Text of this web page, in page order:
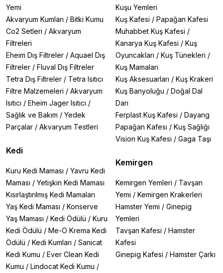
Yemi
Akvaryum Kumları / Bitki Kumu
Co2 Setleri / Akvaryum
Filtreleri
Eheim Dış Filtreler / Aquael Dış
Filtreler / Fluval Dış Filtreler
Tetra Dış Filtreler / Tetra Isıtıcı
Filtre Malzemeleri / Akvaryum
Isıtıcı / Eheim Jager Isıtıcı /
Sağlık ve Bakım / Yedek
Parçalar / Akvaryum Testleri
Kedi
Kuru Kedi Maması / Yavru Kedi
Maması / Yetişkin Kedi Maması
Kısırlaştırılmış Kedi Mamaları
Yaş Kedi Maması / Konserve
Yaş Maması / Kedi Ödülü / Kuru
Kedi Ödülü / Me-O Krema Kedi
Ödülü / Kedi Kumları / Sanicat
Kedi Kumu / Ever Clean Kedi
Kumu / Lindocat Kedi Kumu /
Kuşu Yemleri
Kuş Kafesi / Papağan Kafesi
Muhabbet Kuş Kafesi /
Kanarya Kuş Kafesi / Kuş
Oyuncakları / Kuş Tünekleri /
Kuş Mamaları
Kuş Aksesuarları / Kuş Krakeri
Kuş Banyoluğu / Doğal Dal
Darı
Ferplast Kuş Kafesi / Dayang
Papağan Kafesi / Kuş Sağlığı
Vision Kuş Kafesi / Gaga Taşı
Kemirgen
Kemirgen Yemleri / Tavşan
Yemi / Kemirgen Krakerleri
Hamster Yemi / Ginepig
Yemleri
Tavşan Kafesi / Hamster
Kafesi
Ginepig Kafesi / Hamster Çarkı